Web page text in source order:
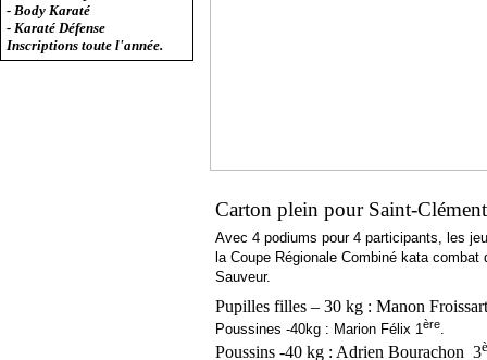
- Body Karaté
- Karaté Défense
Inscriptions toute l'année.
Carton plein pour Saint-
Avec 4 podiums pour 4 participants, les
la Coupe Régionale Combiné kata
Sauveur.
Pupilles filles – 30 kg : Manon
Poussines -40kg : Marion Félix 1ère
Poussins -40 kg : Adrien Bourachon 3